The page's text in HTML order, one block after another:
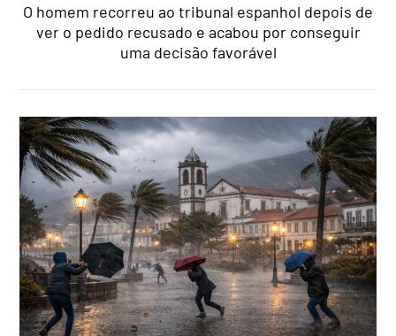
O homem recorreu ao tribunal espanhol depois de
ver o pedido recusado e acabou por conseguir
uma decisão favorável